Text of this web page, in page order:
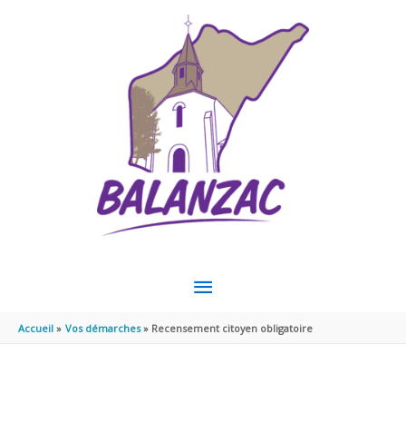
MENU
PRINCIPAL
Accueil Vos démarches Recensement citoyen obligatoire